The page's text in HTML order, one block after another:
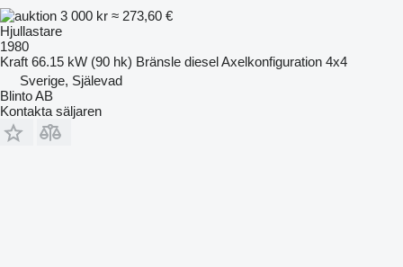
3 000 kr ≈ 273,60 €
Hjullastare
1980
Kraft 66.15 kW (90 hk) Bränsle dieselAxelkonfiguration 4x4
Sverige, Själevad
Blinto AB
Kontakta säljaren